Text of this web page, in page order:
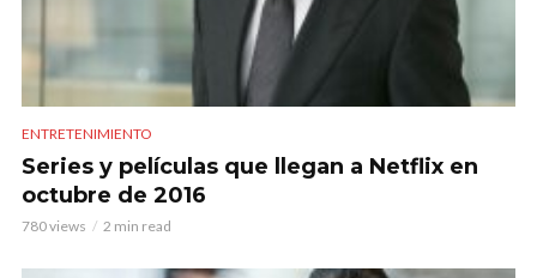
ENTRETENIMIENTO
Series y películas que llegan a Netflix en
octubre de 2016
780 views 2 min read